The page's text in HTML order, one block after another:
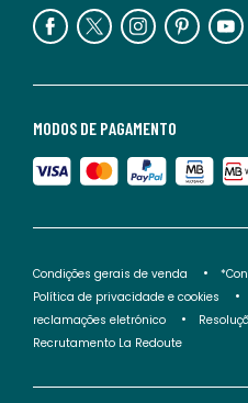
MODOS DE PAGAMENTO
Condições gerais de venda
Política de privacidade e cookies
reclamações eletrónico
Recrutamento La Redoute